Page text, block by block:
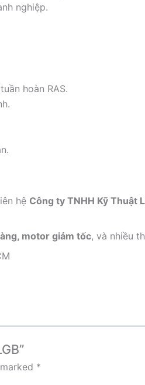
nghiệp.
hoàn RAS.
hệ Công ty TNHH Kỹ Thuật
motor giảm tốc, và nhiều
*